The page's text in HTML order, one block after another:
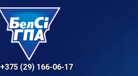
+375 (29) 166-06-17 - техническая